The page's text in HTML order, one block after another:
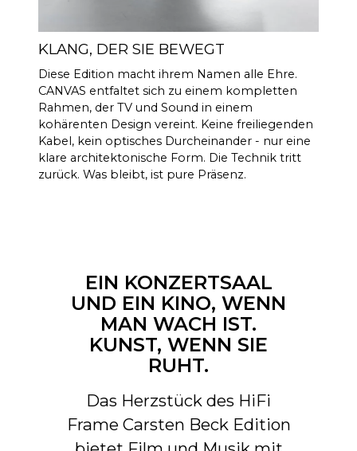
VITÄT
Apple AirPlay 2 (mehrere
Räume), Google Cast
Spotify Connect, DLNA.
Zusätzlich automatisch
aktivierte Eingabe über in
CANVAS ausblendbare
Steuereinheit zur Verbindung
mit vorhandenen
Sonderwünschen
kontaktieren Sie unseren
Support für Hilfe bei der
Konfiguration.
AKTUALISI
Software automatischer OTA.
Hardware-Elektronik
KLANG, DER SIE BEWEGT
Diese Edition macht ihrem Namen alle Ehre.
CANVAS entfaltet sich zu einem kompletten
Rahmen, der TV und Sound in einem
kohärenten Design vereint. Keine freiliegenden
Kabel, kein optisches Durcheinander - nur eine
klare architektonische Form. Die Technik tritt
zurück. Was bleibt, ist pure Präsenz.
EIN KONZERTSAAL
UND EIN KINO, WENN
MAN WACH IST.
KUNST, WENN SIE
RUHT.
Das Herzstück des HiFi
Frame Carsten Beck Edition